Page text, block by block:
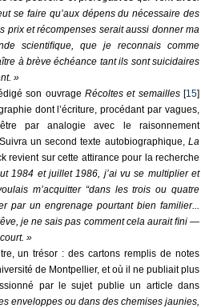
se faire qu’aux dépens du nécessaire des
prix et récompenses serait aussi donner ma
scientiﬁque, que je reconnais comme
à brève échéance tant ils sont suicidaires
»
son ouvrageRécoltes et semailles[15]
dont l’écriture, procédant par vagues,
par analogie avec le raisonnement
un second texte autobiographique, La
revient sur cette attirance pour la recherche
1984 et juillet 1986, j’ai vu se multiplier et
m’acquitter “dans les trois ou quatre
par un engrenage pourtant bien familier...
je ne sais pas comment cela aurait ﬁni —
»
un trésor : des cartons remplis de notes
de Montpellier, et où il ne publiait plus
par le sujet publie un article dans
enveloppes ou dans des chemises jaunies,